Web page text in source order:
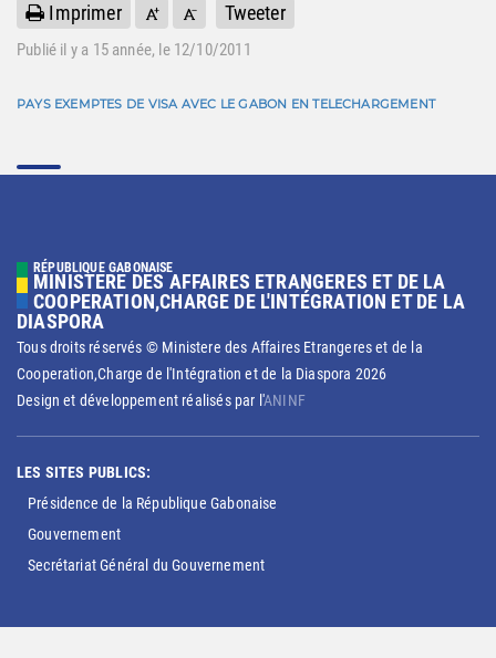
Imprimer Tweeter
Publié il y a 15 année, le 12/10/2011
PAYS EXEMPTES DE VISA AVEC LE GABON EN TELECHARGEMENT
RÉPUBLIQUE GABONAISE
MINISTERE DES AFFAIRES ETRANGERES ET DE LA
COOPERATION,CHARGE DE L'INTÉGRATION ET DE LA
DIASPORA
Tous droits réservés © Ministere des Affaires Etrangeres et de la
Cooperation,Charge de l'Intégration et de la Diaspora 2026
Design et développement réalisés par l'ANINF
LES SITES PUBLICS:
Présidence de la République Gabonaise
Gouvernement
Secrétariat Général du Gouvernement